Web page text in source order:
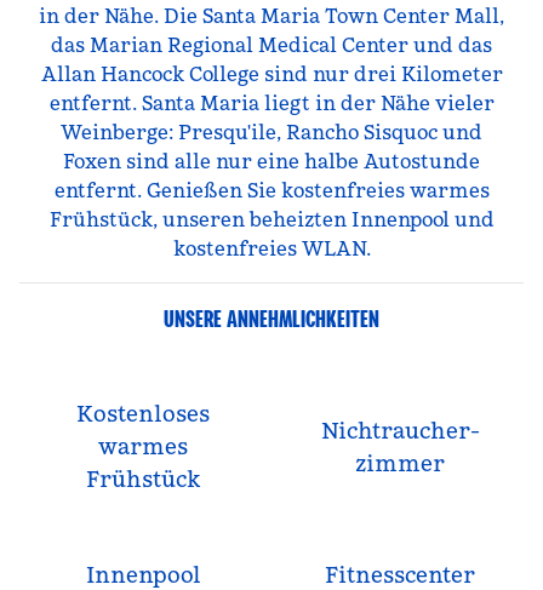
in der Nähe. Die Santa Maria Town Center Mall,
das Marian Regional Medical Center und das
Allan Hancock College sind nur drei Kilometer
entfernt. Santa Maria liegt in der Nähe vieler
Weinberge: Presqu'ile, Rancho Sisquoc und
Foxen sind alle nur eine halbe Autostunde
entfernt. Genießen Sie kostenfreies warmes
Frühstück, unseren beheizten Innenpool und
kostenfreies WLAN.
UNSERE ANNEHMLICHKEITEN
Kostenloses
warmes
Frühstück
Nichtraucher­
zimmer
Innenpool Fitnesscenter